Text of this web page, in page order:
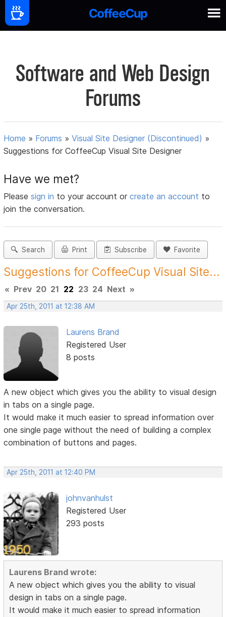
Software and Web Design
Forums
Home » Forums »Visual Site Designer (Discontinued) »
Suggestions for CoffeeCup Visual Site Designer
Have we met?
Pleasesign in to your account orcreate an account to
join the conversation.
Search Print Subscribe Favorite
Suggestions for CoffeeCup Visual Site...
« Prev 20 21 22 23 24 Next »
Apr 25th, 2011 at 12:38 AM
Laurens Brand
Registered User
8 posts
A new object which gives you the ability to visual design
in tabs on a single page.
It would make it much easier to spread information over
one single page without the need of building a complex
combination of buttons and pages.
Apr 25th, 2011 at 12:40 PM
johnvanhulst
Registered User
293 posts
Laurens Brand wrote:
A new object which gives you the ability to visual
design in tabs on a single page.
It would make it much easier to spread information